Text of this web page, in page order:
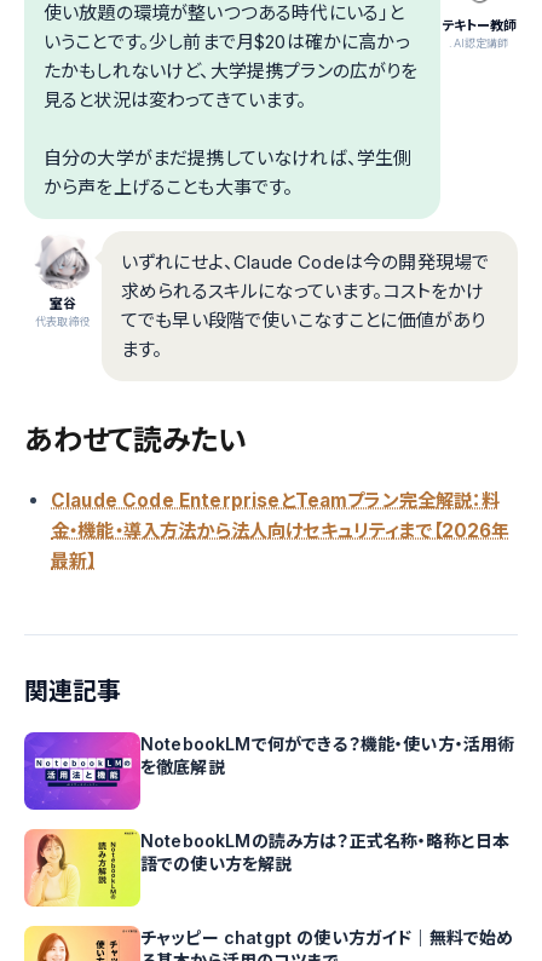
テキトー教師
.AI認定講師
使い放題の環境が整いつつある時代にいる」と
いうことです。少し前まで月$20は確かに高かっ
たかもしれないけど、大学提携プランの広がりを
見ると状況は変わってきています。
自分の大学がまだ提携していなければ、学生側
から声を上げることも大事です。
室谷
代表取締役
いずれにせよ、Claude Codeは今の開発現場で
求められるスキルになっています。コストをかけ
てでも早い段階で使いこなすことに価値があり
ます。
あわせて読みたい
Claude Code EnterpriseとTeamプラン完全解説：料
金・機能・導入方法から法人向けセキュリティまで【2026年
最新】
関連記事
NotebookLMで何ができる？機能・使い方・活用術
を徹底解説
NotebookLMの読み方は？正式名称・略称と日本
語での使い方を解説
チャッピー chatgpt の使い方ガイド｜無料で始め